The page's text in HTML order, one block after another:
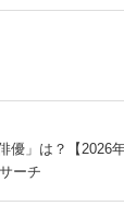
優」は？【2026
ーチ